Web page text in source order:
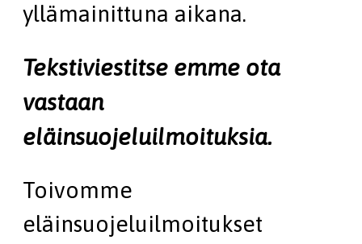
yllämainittuna aikana.
Tekstiviestitse emme ota
vastaan
eläinsuojeluilmoituksia.
Toivomme
eläinsuojeluilmoitukset